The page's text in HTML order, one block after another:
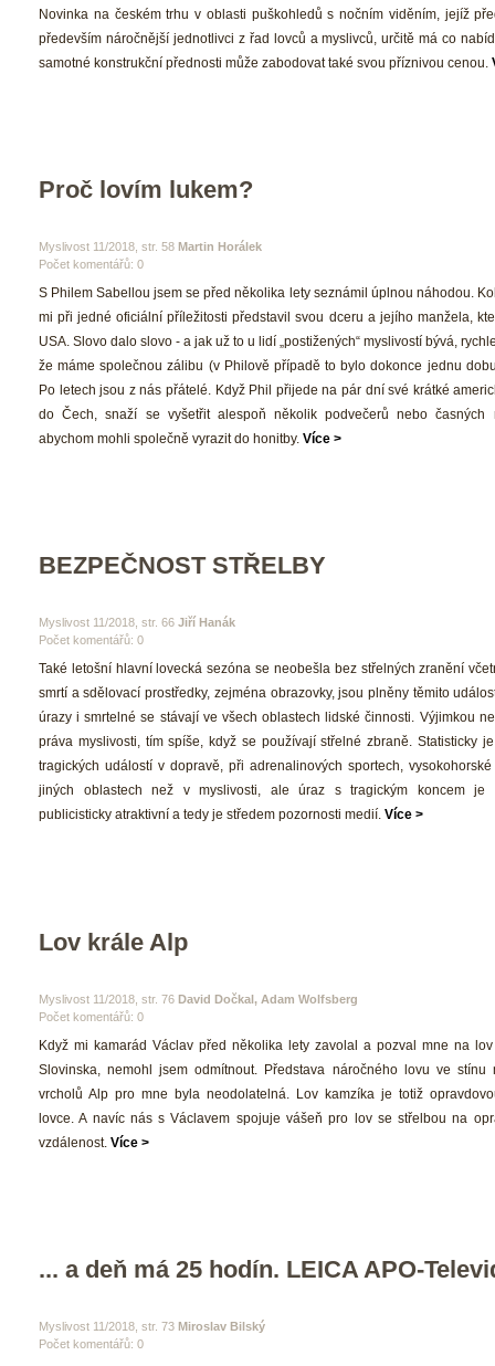
Novinka na českém trhu v oblasti puškohledů s nočním viděním, jejíž
především náročnější jednotlivci z řad lovců a myslivců, určitě má co
amotné konstrukční přednosti může zabodovat také svou příznivou cenou.
Proč lovím lukem?
Myslivost 11/2018, str. 58 Martin Horálek
Počet komentářů: 0
S Philem Sabellou jsem se před několika lety seznámil úplnou náhodou.
mi při jedné oficiální příležitosti představil svou dceru a jejího manžela,
USA. Slovo dalo slovo - a jak už to u lidí „postižených“ myslivostí bývá,
že máme společnou zálibu (v Philově případě to bylo dokonce jednu
Po letech jsou z nás přátelé. Když Phil přijede na pár dní své krátké
do Čech, snaží se vyšetřit alespoň několik podvečerů nebo časných
abychom mohli společně vyrazit do honitby. Více >
BEZPEČNOST STŘELBY
Myslivost 11/2018, str. 66 Jiří Hanák
Počet komentářů: 0
Také letošní hlavní lovecká sezóna se neobešla bez střelných zranění
mrtí a sdělovací prostředky, zejména obrazovky, jsou plněny těmito
úrazy i smrtelné se stávají ve všech oblastech lidské činnosti. Výjimkou
práva myslivosti, tím spíše, když se používají střelné zbraně. Statisticky
tragických událostí v dopravě, při adrenalinových sportech,
jiných oblastech než v myslivosti, ale úraz s tragickým koncem je
publicisticky atraktivní a tedy je středem pozornosti medií. Více >
Lov krále Alp
Myslivost 11/2018, str. 76 David Dočkal, Adam Wolfsberg
Počet komentářů: 0
Když mi kamarád Václav před několika lety zavolal a pozval mne na
Slovinska, nemohl jsem odmítnout. Představa náročného lovu ve stínu
vrcholů Alp pro mne byla neodolatelná. Lov kamzíka je totiž
lovce. A navíc nás s Václavem spojuje vášeň pro lov se střelbou na
vzdálenost. Více >
... a deň má 25 hodín. LEICA APO-
Myslivost 11/2018, str. 73 Miroslav Bilský
Počet komentářů: 0